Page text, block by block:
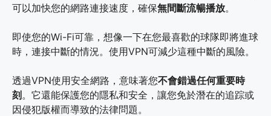
可以加快您的網路連接速度，確保無間斷流暢播放。
即使您的Wi-Fi可靠，想像一下在您最喜歡的球隊即將進球
時，連接中斷的情況。使用VPN可減少這種中斷的風險。
透過VPN使用安全網路，意味著您不會錯過任何重要時
刻。它還能保護您的隱私和安全，讓您免於潛在的追踪或
因侵犯版權而導致的法律問題。